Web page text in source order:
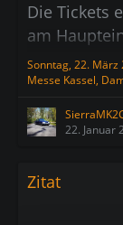
Die Tickets
am
Tagesticket:
Studenten:
Samstag +
freien Eintritt!
Sonntag, 22. März
Messe Kassel,
22. Januar
Zitat